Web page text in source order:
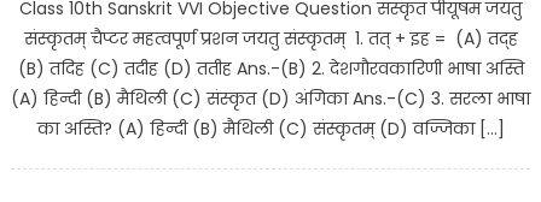
Class 10th Sanskrit VVI Objective Question संस्कृत पीयूषम जयतु
संस्कृतम् चैप्टर महत्वपूर्ण प्रशन जयतु संस्कृतम् 1. तत् + इह = (A) तद्ह
(B) तदिह (C) तदीह (D) ततीह Ans.-(B) 2. देशगौरवकारिणी भाषा अस्ति
(A) हिन्दी (B) मैथिली (C) संस्कृत (D) अंगिका Ans.-(C) 3. सरला भाषा
का अस्ति? (A) हिन्दी (B) मैथिली (C) संस्कृतम् (D) वज्जिका […]